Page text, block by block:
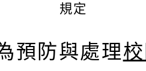
規定
預防與處理